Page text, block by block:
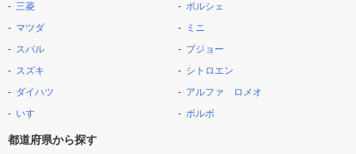
三菱
マツダ
スバル
スズキ
ダイハツ
いすゞ
ポルシェ
ミニ
プジョー
シトロエン
アルファ ロメオ
ボルボ
都道府県から探す